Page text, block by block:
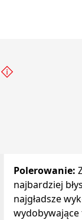
Polerowanie:
najbardziej
najgładsze
wydobywające